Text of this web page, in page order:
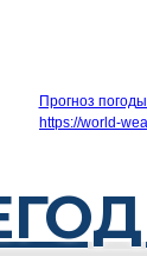
Прогноз
https://world-